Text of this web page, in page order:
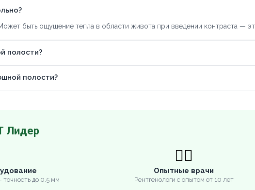
быть ощущение тепла в области живота при введении контраста —
полости?
полости?
Лидер
до 0.5 мм
👨‍⚕️
Опытные врачи
Рентгенологи с опытом от 10 лет